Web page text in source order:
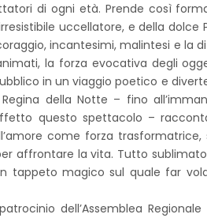
di ogni età. Prende così
uccellatore, e della
incantesimi, malintesi e la
la forza evocativa degli
in un viaggio poetico e
della Notte – fino
questo spettacolo –
come forza
affrontare la vita. Tutto
tappeto magico sul quale far
dell’Assemblea